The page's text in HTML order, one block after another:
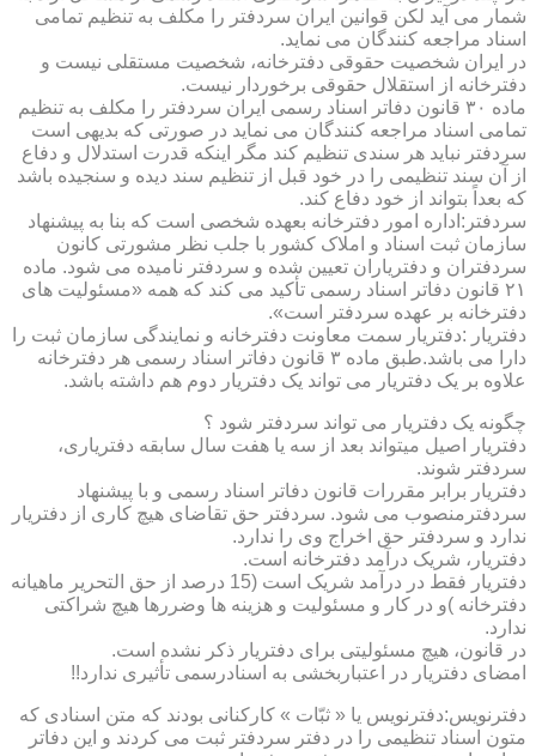
شمار می آید لکن قوانین ایران سردفتر را مکلف به تنظیم تمامی
اسناد مراجعه کنندگان می نماید.
در ایران شخصیت حقوقی دفترخانه، شخصیت مستقلی نیست و
دفترخانه از استقلال حقوقی برخوردار نیست.
ماده ۳۰ قانون دفاتر اسناد رسمی ایران سردفتر را مکلف به تنظیم
تمامی اسناد مراجعه کنندگان می نماید در صورتی که بدیهی است
سردفتر نباید هر سندی تنظیم کند مگر اینکه قدرت استدلال و دفاع
از آن سند تنظیمی را در خود قبل از تنظیم سند دیده و سنجیده باشد
که بعداً بتواند از خود دفاع کند.
سردفتر:اداره امور دفترخانه بعهده شخصی است که بنا به پیشنهاد
سازمان ثبت اسناد و املاک کشور با جلب نظر مشورتی کانون
سردفتران و دفتریاران تعیین شده و سردفتر نامیده می شود. ماده
۲۱ قانون دفاتر اسناد رسمی تأکید می کند که همه «مسئولیت های
دفترخانه بر عهده سردفتر است».
دفتریار :دفتریار سمت معاونت دفترخانه و نمایندگی سازمان ثبت را
دارا می باشد.طبق ماده ۳ قانون دفاتر اسناد رسمی هر دفترخانه
علاوه بر یک دفتریار می تواند یک دفتریار دوم هم داشته باشد.
چگونه یک دفتریار می تواند سردفتر شود ؟
دفتریار اصیل میتواند بعد از سه یا هفت سال سابقه دفتریاری،
سردفتر شوند.
دفتریار برابر مقررات قانون دفاتر اسناد رسمی و با پیشنهاد
سردفترمنصوب می شود. سردفتر حق تقاضای هیچ کاری از دفتریار
ندارد و سردفتر حق اخراج وی را ندارد.
دفتریار، شریک درآمد دفترخانه است.
دفتریار فقط در درآمد شریک است (15 درصد از حق التحریر ماهیانه
دفترخانه )و در کار و مسئولیت و هزینه ها وضررها هیچ شراکتی
ندارد.
در قانون، هیچ مسئولیتی برای دفتریار ذکر نشده است.
امضای دفتریار در اعتباربخشی به اسنادرسمی تأثیری ندارد!!
دفترنویس:دفترنویس یا « ثبّات » کارکنانی بودند که متن اسنادی که
متون اسناد تنظیمی را در دفتر سردفتر ثبت می کردند و این دفاتر